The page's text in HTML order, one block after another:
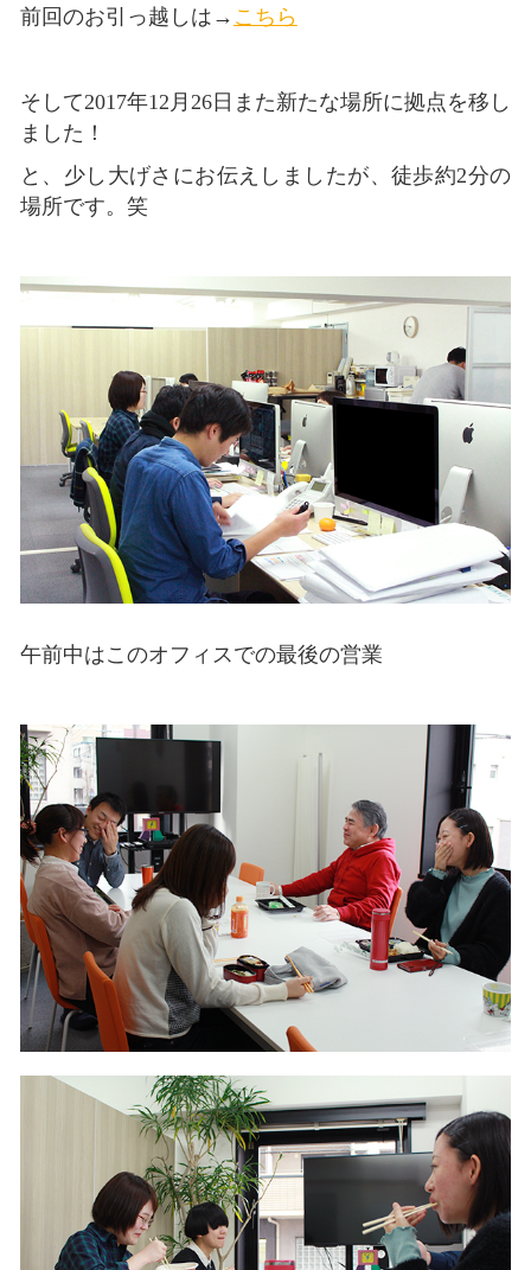
前回のお引っ越しは→ こちら
そして2017年12月26日また新たな場所に拠点を移し
ました！
と、少し大げさにお伝えしましたが、徒歩約2分の
場所です。笑
午前中はこのオフィスでの最後の営業